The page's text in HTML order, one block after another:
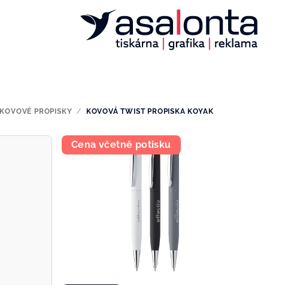
KOVOVÉ PROPISKY / KOVOVÁ TWIST PROPISKA KOYAK
Cena včetně potisku